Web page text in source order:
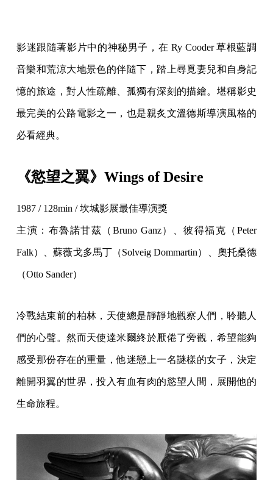
影迷跟隨著影片中的神秘男子，在 Ry Cooder 草根藍調
音樂和荒涼大地景色的伴隨下，踏上尋覓妻兒和自身記
憶的旅途，對人性疏離、孤獨有深刻的描繪。堪稱影史
最完美的公路電影之一，也是親炙文溫德斯導演風格的
必看經典。
《慾望之翼》Wings of Desire
1987 / 128min / 坎城影展最佳導演獎
主演：布魯諾甘茲（Bruno Ganz）、彼得福克（Peter
Falk）、蘇薇戈多馬丁（Solveig Dommartin）、奧托桑德
（Otto Sander）
冷戰結束前的柏林，天使總是靜靜地觀察人們，聆聽人
們的心聲。然而天使達米爾終於厭倦了旁觀，希望能夠
感受那份存在的重量，他迷戀上一名謎樣的女子，決定
離開羽翼的世界，投入有血有肉的慾望人間，展開他的
生命旅程。